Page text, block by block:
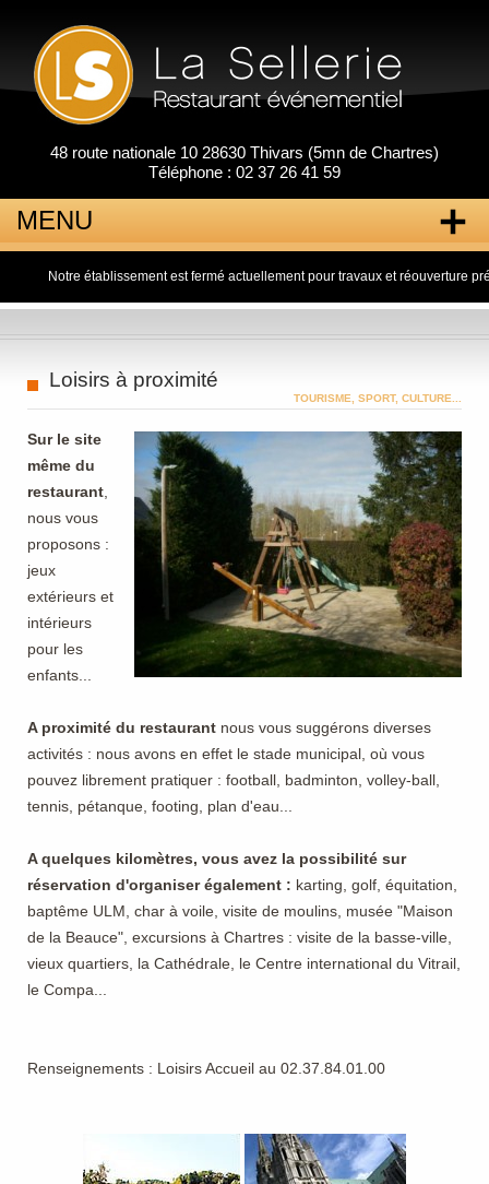
48 route nationale 10 28630 Thivars (5mn de Chartres)
Téléphone : 02 37 26 41 59
MENU
au
Notre établissement est fermé actuellement pour travaux et réouverture
Loisirs à proximité
TOURISME, SPORT, CULTURE...
Sur le site
même du
restaurant
nous vous
proposons :
jeux
extérieurs et
intérieurs
pour les
enfants...
A proximité du restaurant nous vous suggérons diverses
activités : nous avons en effet le stade municipal, où vous
pouvez librement pratiquer : football, badminton, volley-ball,
tennis, pétanque, footing, plan d'eau...
A quelques kilomètres, vous avez la possibilité sur
réservation d'organiser également : karting, golf, équitation,
baptême ULM, char à voile, visite de moulins, musée "Maison
de la Beauce", excursions à Chartres : visite de la basse-ville,
vieux quartiers, la Cathédrale, le Centre international du Vitrail,
le Compa...
Renseignements : Loisirs Accueil au 02.37.84.01.00